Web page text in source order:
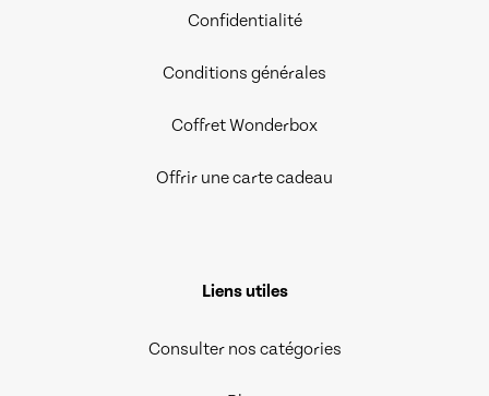
Confidentialité
Conditions générales
Coffret Wonderbox
Offrir une carte cadeau
Liens utiles
Consulter nos catégories